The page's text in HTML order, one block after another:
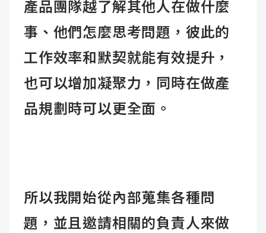
產品團隊越了解其他人在做什麼
事、他們怎麼思考問題，彼此的
工作效率和默契就能有效提升，
也可以增加凝聚力，同時在做產
品規劃時可以更全面。
所以我開始從內部蒐集各種問
題，並且邀請相關的負責人來做